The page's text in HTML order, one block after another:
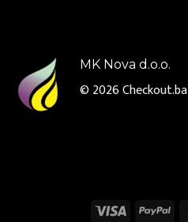
MK Nova d.o.o.
© 2026Checkout.ba